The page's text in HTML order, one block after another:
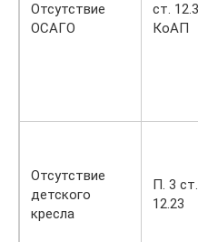
Отсутствие
ОСАГО
ст.
КоАП
Отсутствие
детского
кресла
П. 3 ст.
12.23